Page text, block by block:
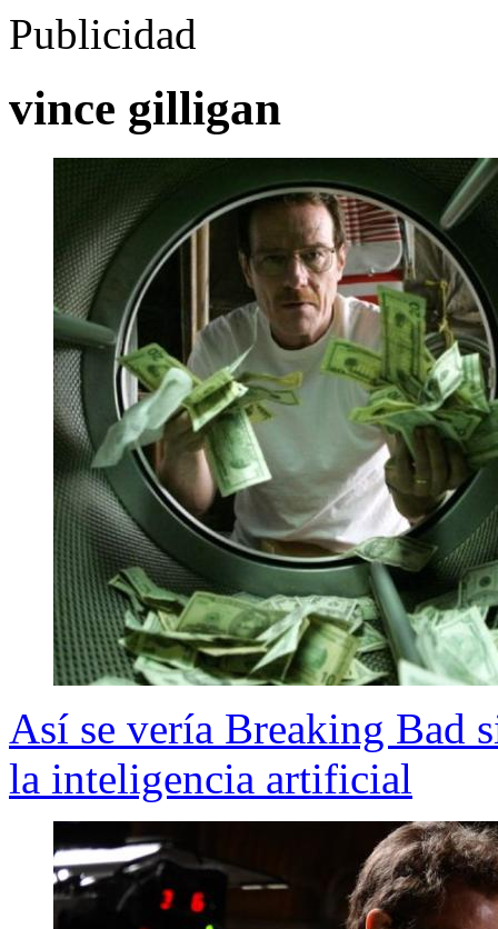
Publicidad
vince gilligan
Así se vería Breaking Bad
la inteligencia artificial